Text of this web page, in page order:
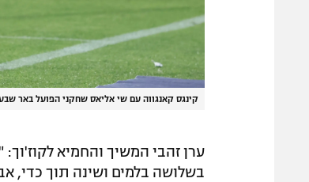
קינגס קאנגווה עם שי אליאס שחקני הפועל באר שבע
ערן זהבי המשיך והחמיא
בשלושה בלמים ושינה תוך כדי,